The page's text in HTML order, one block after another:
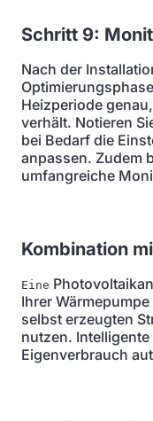
Schritt 9:
Nach der
Heizperiode
verhält. Notieren
bei Bedarf die
anpassen. Zudem
umfangreiche
Kombination
Eine
Ihrer
selbst erzeugten
nutzen.
Eigenverbrauch